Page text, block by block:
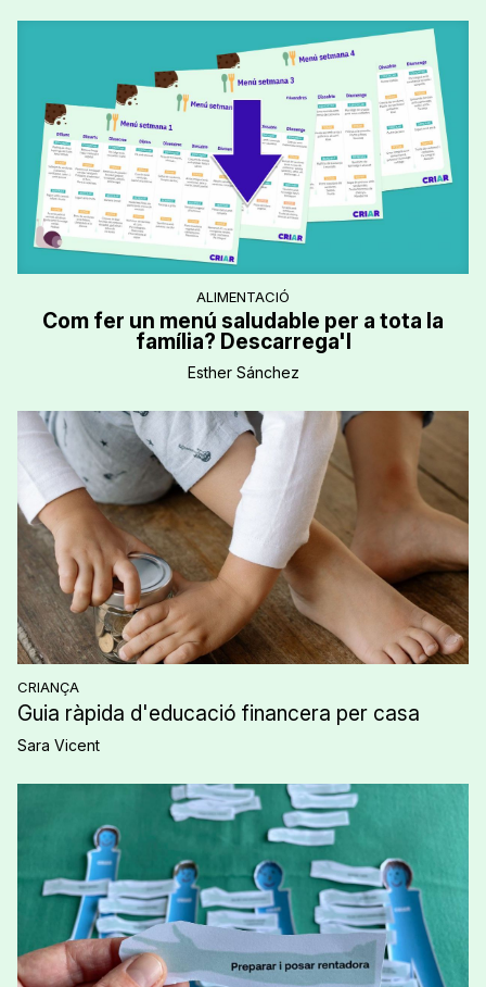
CRIANÇA
Guia ràpida d'educació financera per casa
Sara Vicent
ALIMENTACIÓ
Com fer un menú saludable per a tota la
família? Descarrega'l
Esther Sánchez